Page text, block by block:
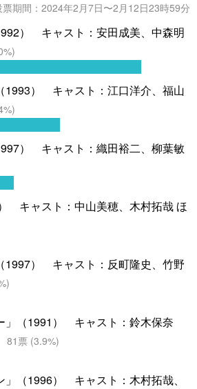
票期間：2024年2月7日〜2月12日23時59分
） キャスト：安田成美、中森明
%)
1993） キャスト：江口洋介、福山
%)
） キャスト：織田裕二、柳葉敏
キャスト：中山美穂、木村拓哉 ほ
1997） キャスト：反町隆史、竹野
」（1991） キャスト：鈴木保奈
81 票 (3.9%)
」（1996） キャスト：木村拓哉、